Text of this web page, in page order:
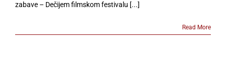
zabave – Dečijem filmskom festivalu [...]
Read More